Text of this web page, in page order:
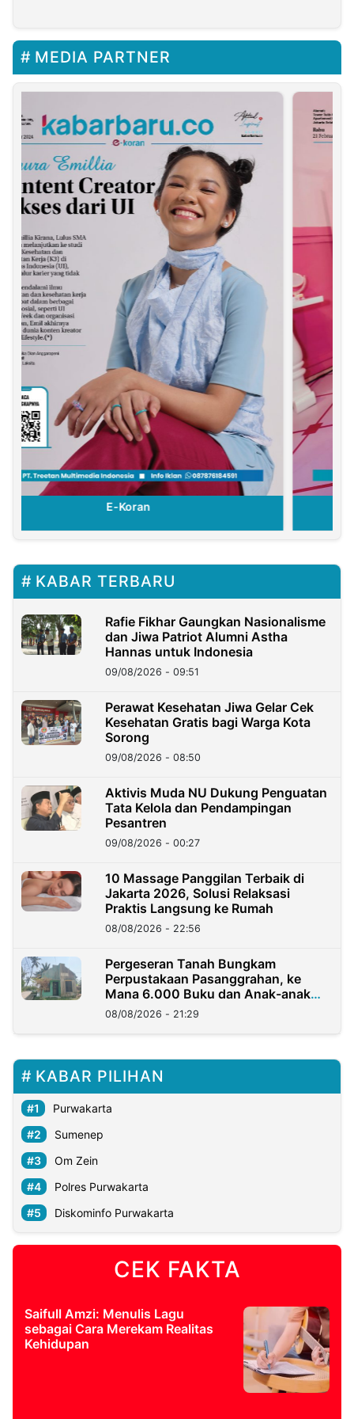
MEDIA PARTNER
KABAR TERBARU
Rafie Fikhar Gaungkan Nasionalisme
dan Jiwa Patriot Alumni Astha
Hannas untuk Indonesia
09/08/2026 - 09:51
Perawat Kesehatan Jiwa Gelar Cek
Kesehatan Gratis bagi Warga Kota
Sorong
09/08/2026 - 08:50
Aktivis Muda NU Dukung Penguatan
Tata Kelola dan Pendampingan
Pesantren
09/08/2026 - 00:27
10 Massage Panggilan Terbaik di
Jakarta 2026, Solusi Relaksasi
Praktis Langsung ke Rumah
08/08/2026 - 22:56
Pergeseran Tanah Bungkam
Perpustakaan Pasanggrahan, ke
Mana 6.000 Buku dan Anak-anak
Kini?
08/08/2026 - 21:29
KABAR PILIHAN
Purwakarta
Sumenep
Om Zein
Polres Purwakarta
Diskominfo Purwakarta
CEK FAKTA
Saifull Amzi: Menulis Lagu
sebagai Cara Merekam Realitas
Kehidupan